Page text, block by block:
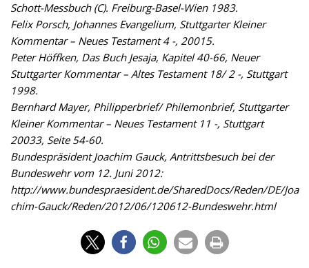
Schott-Messbuch (C). Freiburg-Basel-Wien 1983.
Felix Porsch, Johannes Evangelium, Stuttgarter Kleiner
Kommentar – Neues Testament 4 -, 20015.
Peter Höffken, Das Buch Jesaja, Kapitel 40-66, Neuer
Stuttgarter Kommentar – Altes Testament 18/ 2 -, Stuttgart
1998.
Bernhard Mayer, Philipperbrief/ Philemonbrief, Stuttgarter
Kleiner Kommentar – Neues Testament 11 -, Stuttgart
20033, Seite 54-60.
Bundespräsident Joachim Gauck, Antrittsbesuch bei der
Bundeswehr vom 12. Juni 2012:
http://www.bundespraesident.de/SharedDocs/Reden/DE/Joa
chim-Gauck/Reden/2012/06/120612-Bundeswehr.html